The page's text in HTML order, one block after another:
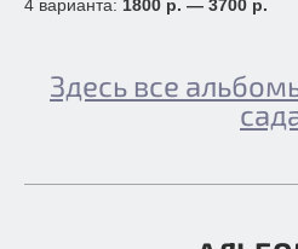
4 варианта: 1800 р. — 3700 р.
Здесь все